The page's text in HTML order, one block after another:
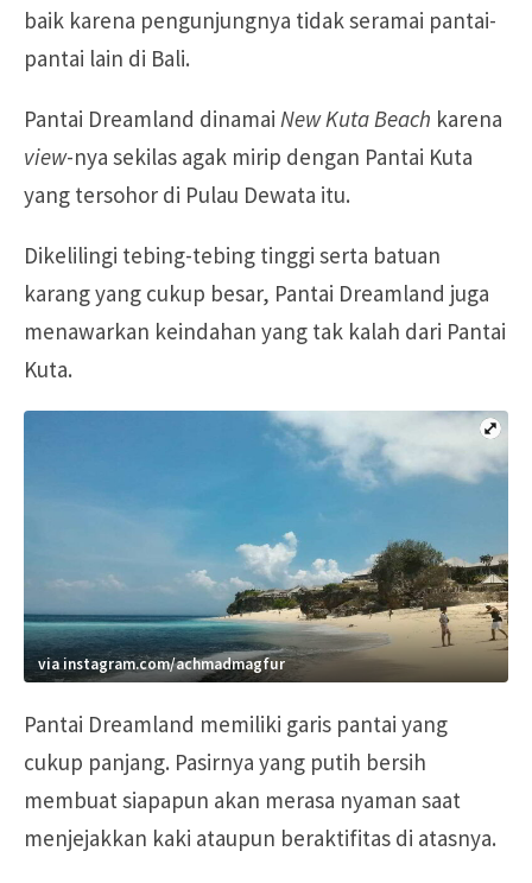
baik karena pengunjungnya tidak seramai pantai-
pantai lain di Bali.
Pantai Dreamland dinamai New Kuta Beach karena
view-nya sekilas agak mirip dengan Pantai Kuta
yang tersohor di Pulau Dewata itu.
Dikelilingi tebing-tebing tinggi serta batuan
karang yang cukup besar, Pantai Dreamland juga
menawarkan keindahan yang tak kalah dari Pantai
Kuta.
via instagram.com/achmadmagfur
Pantai Dreamland memiliki garis pantai yang
cukup panjang. Pasirnya yang putih bersih
membuat siapapun akan merasa nyaman saat
menjejakkan kaki ataupun beraktifitas di atasnya.